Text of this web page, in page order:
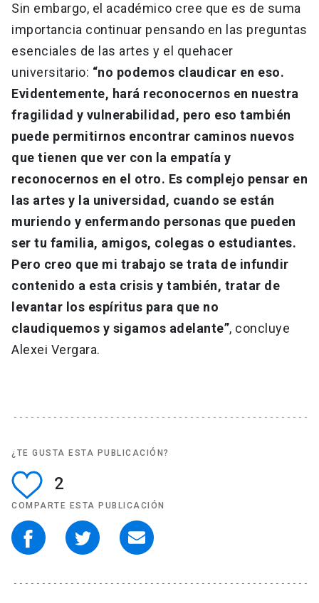
Sin embargo, el académico cree que es de suma
importancia continuar pensando en las preguntas
esenciales de las artes y el quehacer
universitario: “no podemos claudicar en eso.
Evidentemente, hará reconocernos en nuestra
fragilidad y vulnerabilidad, pero eso también
puede permitirnos encontrar caminos nuevos
que tienen que ver con la empatía y
reconocernos en el otro. Es complejo pensar en
las artes y la universidad, cuando se están
muriendo y enfermando personas que pueden
ser tu familia, amigos, colegas o estudiantes.
Pero creo que mi trabajo se trata de infundir
contenido a esta crisis y también, tratar de
levantar los espíritus para que no
claudiquemos y sigamos adelante”, concluye
Alexei Vergara.
¿TE GUSTA ESTA PUBLICACIÓN?
2
COMPARTE ESTA PUBLICACIÓN